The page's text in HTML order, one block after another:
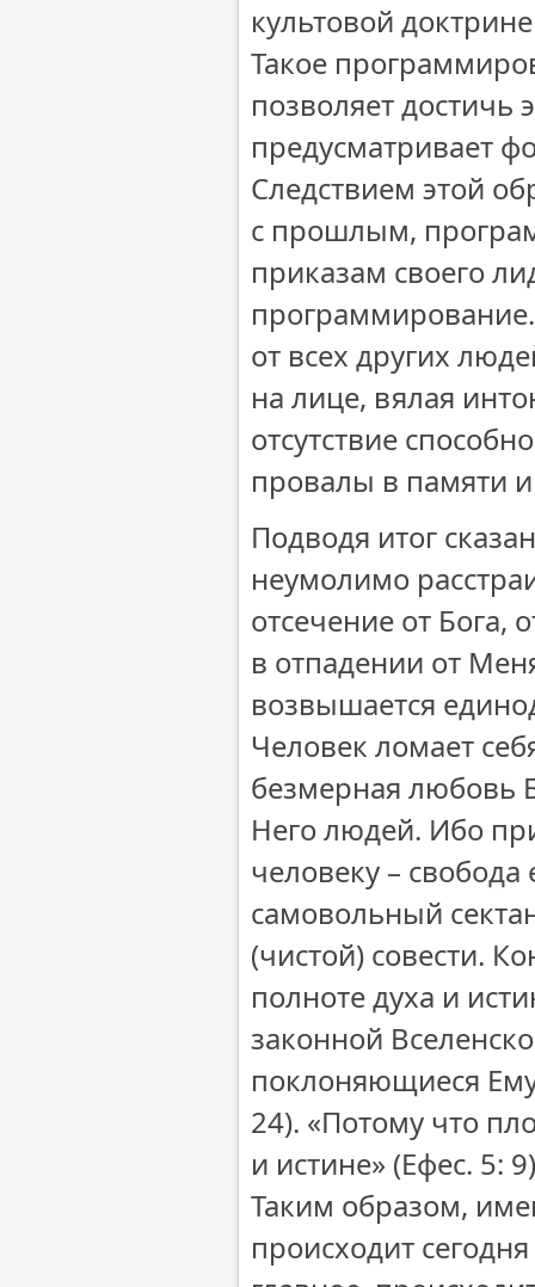
культовой
Такое
позволяет достичь
предусматривает
Следствием этой
с прошлым,
приказам своего
от всех других
на лице, вялая
отсутствие
провалы в памяти
Подводя итог
неумолимо
отсечение от Бога,
в отпадении от
возвышается
Человек ломает
безмерная любовь
Него людей. Ибо
человеку –
самовольный
(чистой) совести.
полноте духа и
законной
поклоняющиеся
24). «Потому что
и истине» (Ефес. 5:
Таким образом,
происходит